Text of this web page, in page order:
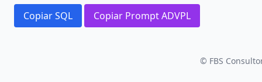
Copiar SQL Copiar Prompt ADVPL
© FBS